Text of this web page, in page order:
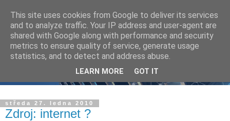
středa 27. ledna 2010
Zdroj: internet ?
This site uses cookies from Google to deliver its services
and to analyze traffic. Your IP address and user-agent are
shared with Google along with performance and security
metrics to ensure quality of service, generate usage
statistics, and to detect and address abuse.
LEARN MORE GOT IT